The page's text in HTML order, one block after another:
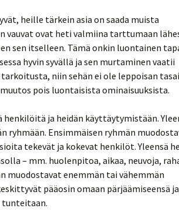
heille tärkein asia on saada muista
vauvat ovat heti valmiina tarttumaan
sen itselleen. Tämä onkin luontainen
hyvin syvällä ja sen murtaminen vaatii
niin sehän ei ole leppoisan
pois luontaisista ominaisuuksista.
ja heidän käyttäytymistään.
ryhmään. Ensimmäisen ryhmän
tekevät ja kokevat henkilöt. Yleensä he
– mm. huolenpitoa, aikaa, neuvoja,
muodostavat enemmän tai vähemmän
pääosin omaan pärjäämiseensä ja